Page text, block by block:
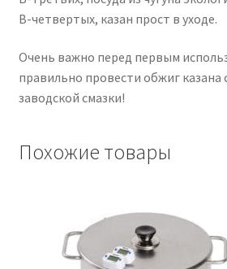
В-четвертых, казан прост в уходе.
Очень важно перед первым
правильно провести обжиг казана
заводской смазки!
Похожие товары